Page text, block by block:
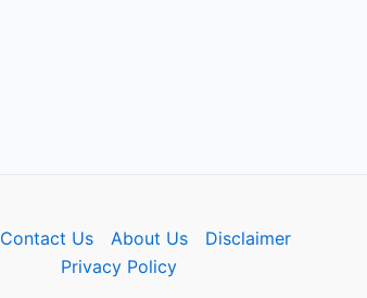
Contact Us About Us
Disclaimer
Privacy Policy